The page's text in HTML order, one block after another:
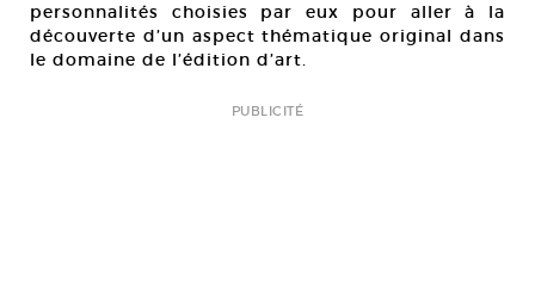
personnalités choisies par eux pour aller à la
découverte d’un aspect thématique original dans
le domaine de l’édition d’art.
PUBLICITÉ